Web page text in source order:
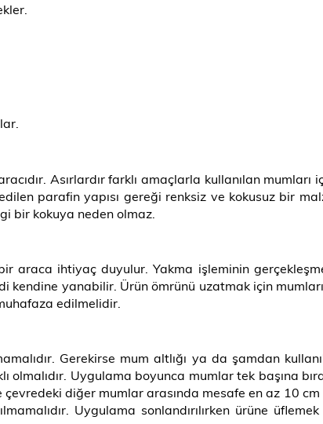
Asırlardır farklı amaçlarla kullanılan mumları
parafin yapısı gereği renksiz ve kokusuz bir
bir kokuya neden olmaz.
araca ihtiyaç duyulur. Yakma işleminin
yanabilir. Ürün ömrünü uzatmak için
edilmelidir.
Gerekirse mum altlığı ya da şamdan
olmalıdır. Uygulama boyunca mumlar tek başına
diğer mumlar arasında mesafe en az 10 cm
Uygulama sonlandırılırken ürüne